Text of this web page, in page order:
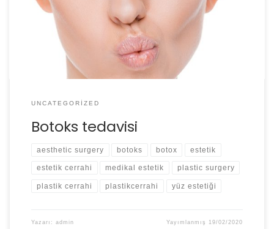
doğru ellerde mucizeler yaratabilirken yanlış ellerde çok
kötü sonuçlara neden olabilmektedir.
UNCATEGORIZED
Botoks tedavisi
aesthetic surgery botoks botox estetik
estetik cerrahi medikal estetik plastic surgery
plastik cerrahi plastikcerrahi yüz estetiği
Yazarı: admin Yayımlanmış 19/02/2020